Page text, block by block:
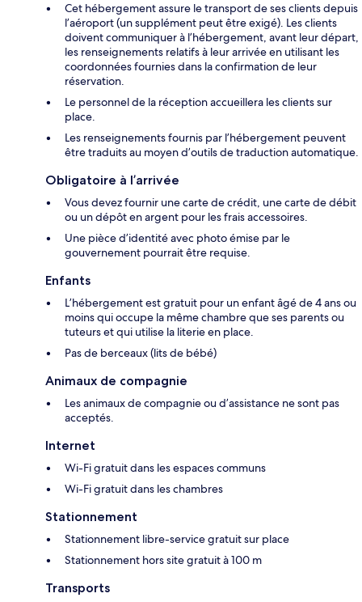
Cet hébergement assure le transport de ses clients depuis
l’aéroport (un supplément peut être exigé). Les clients
doivent communiquer à l’hébergement, avant leur départ,
les renseignements relatifs à leur arrivée en utilisant les
coordonnées fournies dans la confirmation de leur
réservation.
Le personnel de la réception accueillera les clients sur
place.
Les renseignements fournis par l’hébergement peuvent
être traduits au moyen d’outils de traduction automatique.
Obligatoire à l’arrivée
Vous devez fournir une carte de crédit, une carte de débit
ou un dépôt en argent pour les frais accessoires.
Une pièce d’identité avec photo émise par le
gouvernement pourrait être requise.
Enfants
L’hébergement est gratuit pour un enfant âgé de 4 ans ou
moins qui occupe la même chambre que ses parents ou
tuteurs et qui utilise la literie en place.
Pas de berceaux (lits de bébé)
Animaux de compagnie
Les animaux de compagnie ou d’assistance ne sont pas
acceptés.
Internet
Wi-Fi gratuit dans les espaces communs
Wi-Fi gratuit dans les chambres
Stationnement
Stationnement libre-service gratuit sur place
Stationnement hors site gratuit à 100 m
Transports